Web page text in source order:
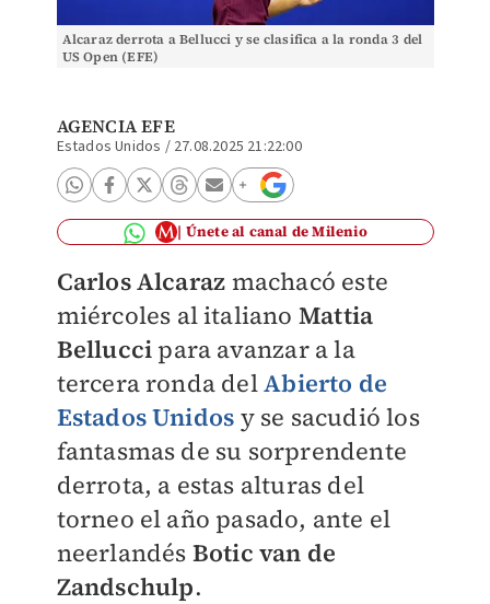
Alcaraz derrota a Bellucci y se clasifica a la ronda 3 del
US Open (EFE)
AGENCIA EFE
Estados Unidos / 27.08.2025 21:22:00
Únete al canal de Milenio
Carlos Alcaraz machacó este
miércoles al italiano Mattia
Bellucci para avanzar a la
tercera ronda delAbierto de
Estados Unidos y se sacudió los
fantasmas de su sorprendente
derrota, a estas alturas del
torneo el año pasado, ante el
neerlandés Botic van de
Zandschulp.